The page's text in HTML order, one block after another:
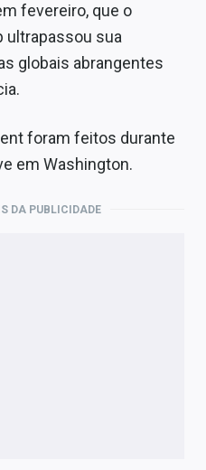
fevereiro, que o
ultrapassou sua
globais abrangentes
foram feitos durante
em Washington.
DA PUBLICIDADE